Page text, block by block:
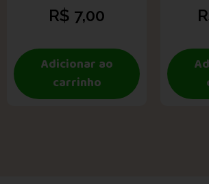
R$ 7,00
Adicionar ao
carrinho